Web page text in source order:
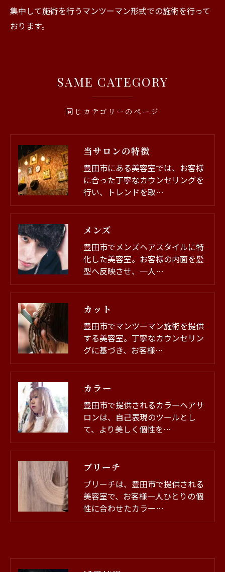
集中して施術を行うマンツーマン形式での施術を行って
おります。
同じカテゴリーのページ
SAME CATEGORY
当サロンの特徴
豊田市にある美容室では、お客様
に合った丁寧なカウンセリングを
行い、トレンドを取…
メンズ
豊田市でメンズヘアスタイルに特
化した美容室。お客様の内面を髪
型へ反映させ、一人…
カット
豊田市でマンツーマン施術を提供
する美容室。丁寧なカウンセリン
グに基づき、お客様…
カラー
豊田市で提供されるカラーヘアサ
ロンは、自己表現のツールとし
て、より美しく個性を…
ブリーチ
ブリーチは、豊田市で提供される
美容室で、お客様一人ひとりの個
性に合わせたカラー…